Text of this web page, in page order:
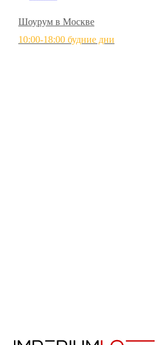
Шоурум в Москве
10:00-18:00 будние дни